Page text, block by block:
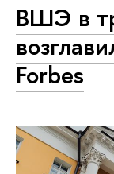
ВШЭ в
Forbes